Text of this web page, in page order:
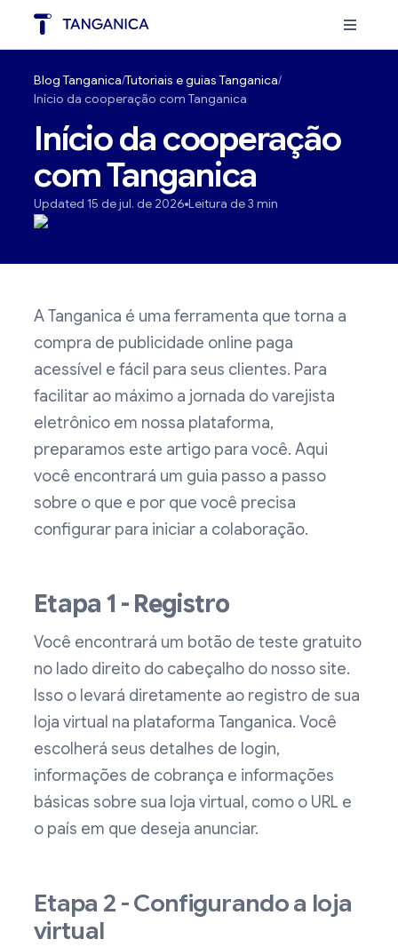
Blog Tanganica Tutoriais e guias Tanganica
Início da cooperação com Tanganica
Início da cooperação
com Tanganica
Updated 15 de jul. de 2026 Leitura de 3 min
A Tanganica é uma ferramenta que torna a
compra de publicidade online paga
acessível e fácil para seus clientes. Para
facilitar ao máximo a jornada do varejista
eletrônico em nossa plataforma,
preparamos este artigo para você. Aqui
você encontrará um guia passo a passo
sobre o que e por que você precisa
configurar para iniciar a colaboração.
Etapa 1 - Registro
Você encontrará um botão de teste gratuito
no lado direito do cabeçalho do nosso site.
Isso o levará diretamente ao registro de sua
loja virtual na plataforma Tanganica. Você
escolherá seus detalhes de login,
informações de cobrança e informações
básicas sobre sua loja virtual, como o URL e
o país em que deseja anunciar.
Etapa 2 - Configurando a loja
virtual